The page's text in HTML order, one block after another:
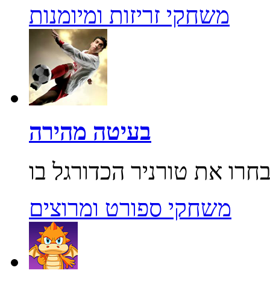
משחקי זריזות ומיומנות
בעיטה מהירה
משחקי ספורט ומרוצים